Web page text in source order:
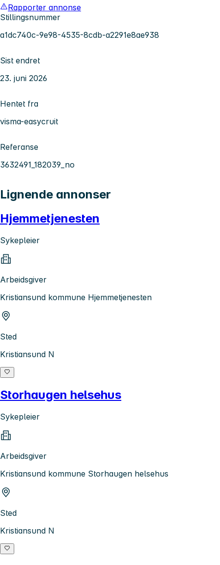
Rapporter annonse
Stillingsnummer
a1dc740c-9e98-4535-8cdb-a2291e8ae938
Sist endret
23. juni 2026
Hentet fra
visma-easycruit
Referanse
3632491_182039_no
Lignende annonser
Hjemmetjenesten
Sykepleier
Arbeidsgiver
Kristiansund kommune Hjemmetjenesten
Sted
Kristiansund N
Storhaugen helsehus
Sykepleier
Arbeidsgiver
Kristiansund kommune Storhaugen helsehus
Sted
Kristiansund N